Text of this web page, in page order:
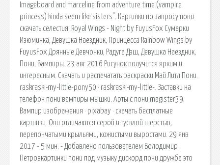
Imageboard and marceline from adventure time (vampire
princess) kinda seem like sisters". Картинки по запросу пони
скачать селестия. Royal Wings - Night by FuyusFox Сумерки
Изюминка, Девушка Наездник, Принцесса Rainbow Wings by
FuyusFox Дрянные Девчонки, Радуга Дэш, Девушка Наездник,
Пони, Вампиры. 23 авг 2016 Рисунок получится ярким и
интересным. Скачать и распечатать раскраски Май Литл Пони.
raskraski-my-little-pony50 · raskraski-my-little-. Заставки на
телефон пони вампиры мышки. Арты с пони:magister39.
Вампир изображения · pixabay · скачать бесплатные
картинки. Они отличаются серой и тусклой шерстью,
перепончатыми крыльями, кожистыми выростами. 29 янв
2017 - 5 мин. - Добавлено пользователем Володимир
Петровкартинки пони под музыку дискорд пони дружба это